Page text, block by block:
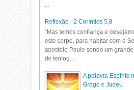
Reflexão - 2 Coríntios 5,8
“Mas temos confiança e
este corpo, para habitar com o
apostolo Paulo sendo um
de teolog...
A palavra Espirito
Grego e Judeu